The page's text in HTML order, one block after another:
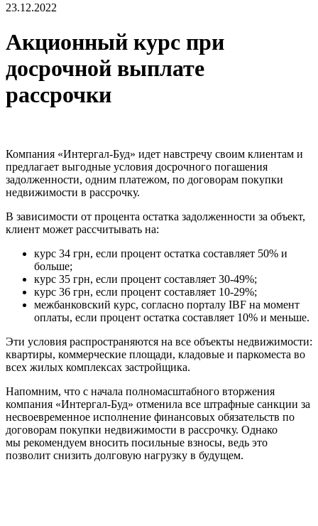
23.12.2022
Акционный курс при
досрочной выплате
рассрочки
Компания «Интергал-Буд» идет навстречу своим клиентам и
предлагает выгодные условия досрочного погашения
задолженности, одним платежом, по договорам покупки
недвижимости в рассрочку.
В зависимости от процента остатка задолженности за объект,
клиент может рассчитывать на:
курс 34 грн, если процент остатка составляет 50% и
больше;
курс 35 грн, если процент составляет 30-49%;
курс 36 грн, если процент составляет 10-29%;
межбанковский курс, согласно порталу IBF на момент
оплаты, если процент остатка составляет 10% и меньше.
Эти условия распространяются на все объекты недвижимости:
квартиры, коммерческие площади, кладовые и паркоместа во
всех жилых комплексах застройщика.
Напомним, что с начала полномасштабного вторжения
компания «Интергал-Буд» отменила все штрафные санкции за
несвоевременное исполнение финансовых обязательств по
договорам покупки недвижимости в рассрочку. Однако
мы рекомендуем вносить посильные взносы, ведь это
позволит снизить долговую нагрузку в будущем.